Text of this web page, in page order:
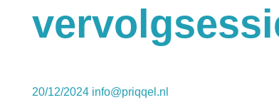
20/12/2024 info@priqqel.nl